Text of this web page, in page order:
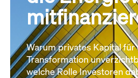
Warum privates Kapital für
Transformation
welche Rolle Investoren